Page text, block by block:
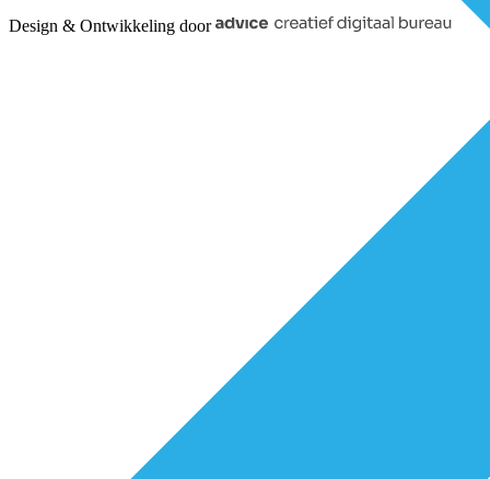
Design & Ontwikkeling door